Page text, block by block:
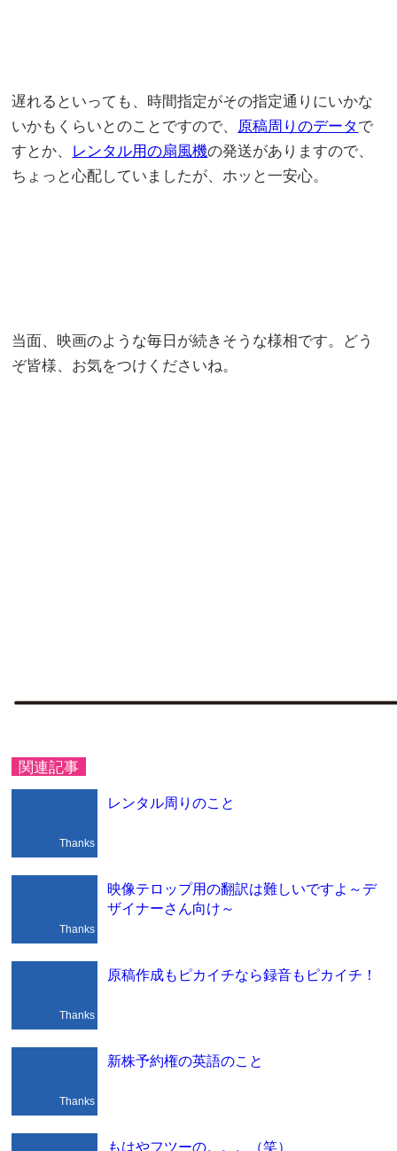
遅れるといっても、時間指定がその指定通りにいかな
いかもくらいとのことですので、 原稿周りのデータ で
すとか、 レンタル用の扇風機の発送がありますので、
ちょっと心配していましたが、ホッと一安心。
当面、映画のような毎日が続きそうな様相です。どう
ぞ皆様、お気をつけくださいね。
関連記事
Thanks
レンタル周りのこと
Thanks
映像テロップ用の翻訳は難しいですよ～デ
ザイナーさん向け～
Thanks
原稿作成もピカイチなら録音もピカイチ！
Thanks
新株予約権の英語のこと
もはやフツーの。。。（笑）